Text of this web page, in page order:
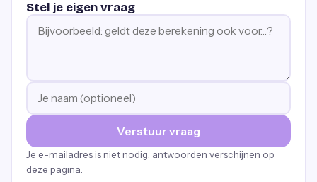
Stel je eigen vraag
Verstuur vraag
Je e-mailadres is niet nodig; antwoorden verschijnen op
deze pagina.